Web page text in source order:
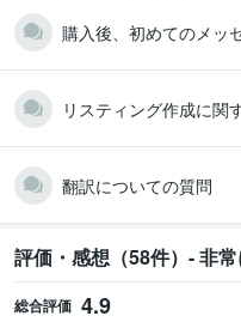
購入後、初めてのメッ
リスティング作成に関
翻訳についての質問
評価・感想（58件）- 非
総合評価 4.9